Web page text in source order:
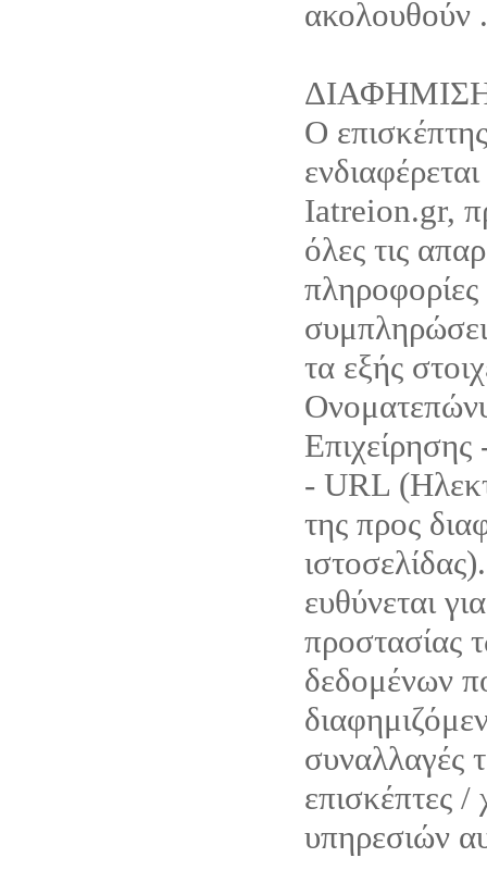
ακολουθούν .
Ο
Iatreion.gr,
όλες τις
τα εξής
- URL
της προς
ευθύνεται
προστασίας
δεδομένων
συναλλαγές
επισκέπτες /
υπηρεσιών